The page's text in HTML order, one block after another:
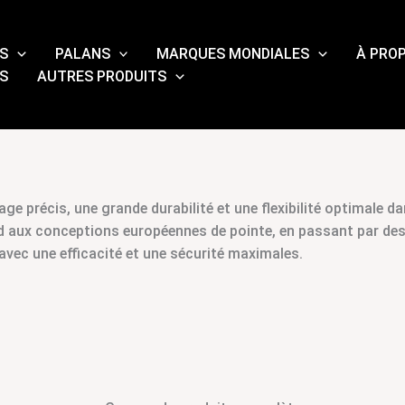
PALANS MARQUES MONDIALES À
AUTRES PRODUITS
précis, une grande durabilité et une flexibilité optimale
conceptions européennes de pointe, en passant par
une efficacité et une sécurité maximales.